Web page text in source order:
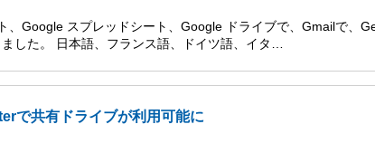
、Google スプレッドシート、Google ドライブで、Gmailで、
した。 日本語、フランス語、ドイツ語、イタ…
で共有ドライブが利用可能に